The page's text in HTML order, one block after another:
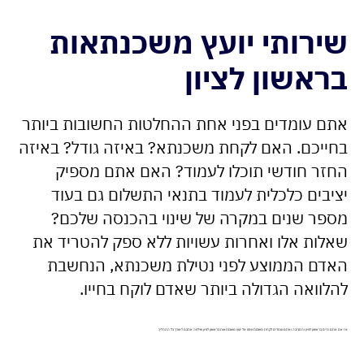
שירותי יועץ משכנתאות
בראשון לציון
אתם עומדים בפני אחת ההחלטות החשובות ביותר
בחייכם. האם לקחת משכנתא? באיזה גודל? באיזה
החזר חודשי תוכלו לעמוד? האם אתם מספיק
יציבים כלכלית לעמוד בתנאי התשלום גם בעוד
מספר שנים במקרה של שינוי בהכנסה שלכם?
שאלות אלו ואחרות עשויות ללא ספק להטריד את
האדם הממוצע לפני נטילת משכנתא, הנחשבת
להלוואה הגדולה ביותר שאדם לוקח בחייו.
אז אם אתם גרים בראשון לציון והסביבה ואתם עומדים לקחת משכנתא פנו אל יועץ משכנתאות בראשון לציון שילווה אתכם לאורך כל התהליך.